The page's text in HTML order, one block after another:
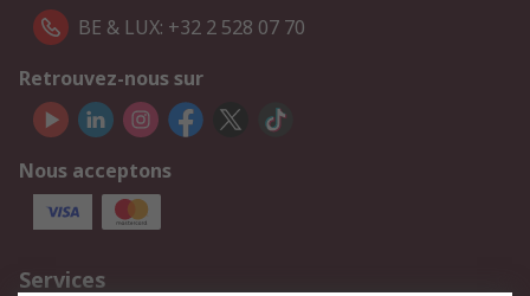
BE & LUX: +32 2 528 07 70
Retrouvez-nous sur
Nous acceptons
Services